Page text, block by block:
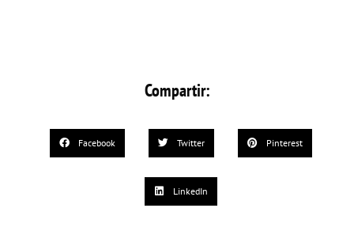
Compartir:
Facebook Twitter Pinterest
LinkedIn